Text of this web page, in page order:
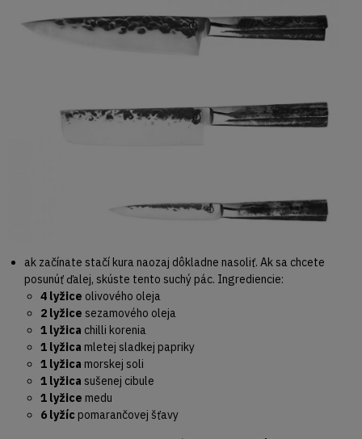
ak začínate stačí kura naozaj dôkladne nasoliť. Ak sa chcete
posunúť ďalej, skúste tento suchý pác. Ingrediencie:
4 lyžice olivového oleja
2 lyžice sezamového oleja
1 lyžica chilli korenia
1 lyžica mletej sladkej papriky
1 lyžica morskej soli
1 lyžica sušenej cibule
1 lyžice medu
6 lyžíc pomarančovej šťavy